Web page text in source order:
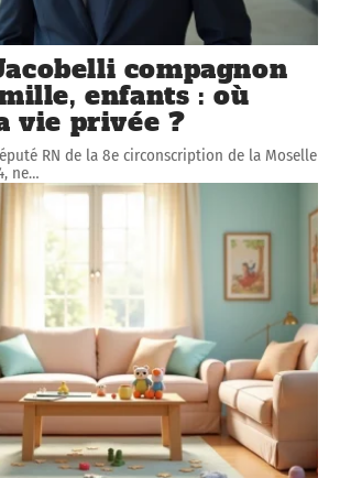
compagnon
enfants : où
vie privée ?
RN de la 8e circonscription de la Moselle
ne…